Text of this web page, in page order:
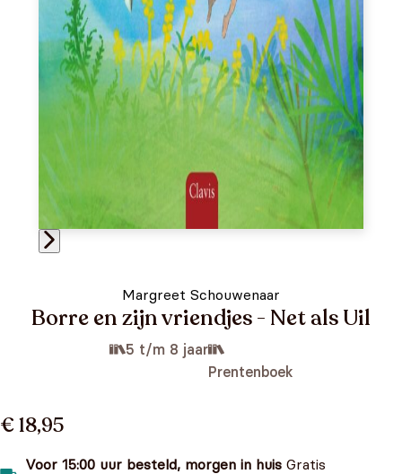
Margreet Schouwenaar
Borre en zijn vriendjes - Net als Uil
5 t/m 8 jaar
Prentenboek
€ 18,95
Voor 15:00 uur besteld, morgen in huis Gratis